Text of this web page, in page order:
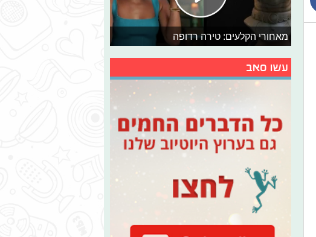
מאחורי הקלעים: טירה רדופה
עשו סאב